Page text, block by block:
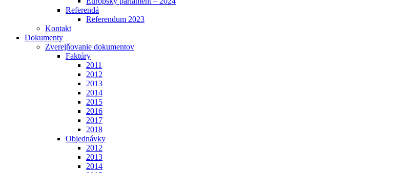
Referendá
Referendum 2023
Kontakt
Dokumenty
Zverejňovanie dokumentov
Faktúry
2011
2012
2013
2014
2015
2016
2017
2018
Objednávky
2012
2013
2014